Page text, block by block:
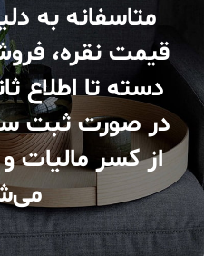
متاسفانه به
قیمت نقره،
دسته تا اطلاع
در صورت ثبت
از کسر مالیات و